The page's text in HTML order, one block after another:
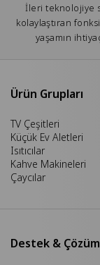
İleri teknolojiye
kolaylaştıran
yaşamın
Ürün Grupları
TV Çeşitleri
Küçük Ev Aletleri
Isıtıcılar
Kahve Makineleri
Çaycılar
Destek & Çözüm